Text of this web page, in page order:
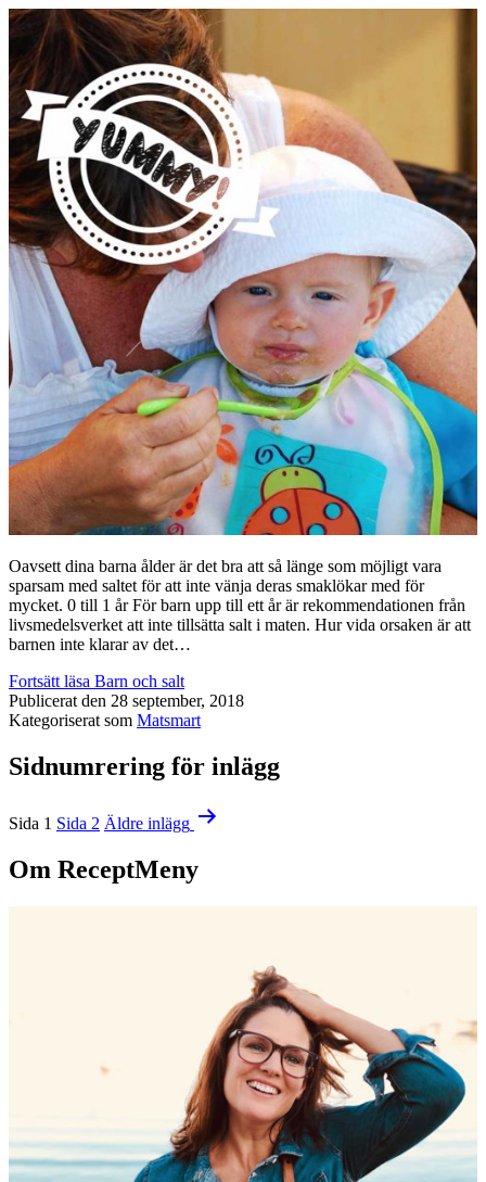
Oavsett dina barna ålder är det bra att så länge som möjligt vara
sparsam med saltet för att inte vänja deras smaklökar med för
mycket. 0 till 1 år För barn upp till ett år är rekommendationen från
livsmedelsverket att inte tillsätta salt i maten. Hur vida orsaken är att
barnen inte klarar av det…
Fortsätt läsa Barn och salt
Publicerat den 28 september, 2018
Kategoriserat som Matsmart
Sidnumrering för inlägg
Sida 1 Sida 2 Äldre inlägg
Om ReceptMeny